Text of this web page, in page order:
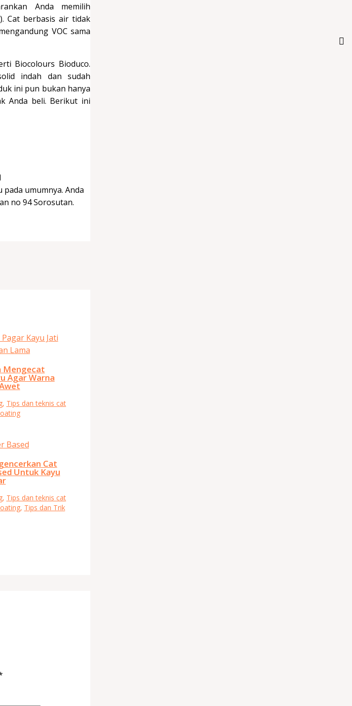
Anda memilih
Cat berbasis air tidak
VOC sama
Biocolours Bioduco.
indah dan sudah
ini pun bukan hanya
Anda beli. Berikut ini
umumnya. Anda
no 94 Sorosutan.
Mengecat
Agar Warna
, Tips dan teknis cat
Cat
Untuk Kayu
, Tips dan teknis cat
, Tips dan Trik